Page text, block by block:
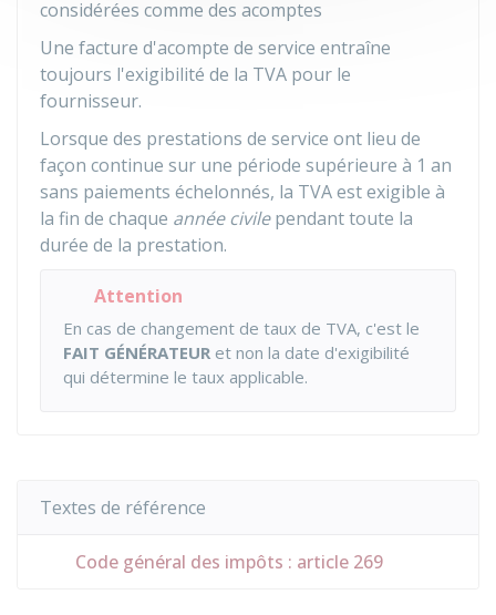
considérées comme des acomptes
Une facture d'acompte de service entraîne
toujours l'exigibilité de la TVA pour le
fournisseur.
Lorsque des prestations de service ont lieu de
façon continue sur une période supérieure à 1 an
sans paiements échelonnés, la TVA est exigible à
la fin de chaque année civilependant toute la
durée de la prestation.
Attention
En cas de changement de taux de TVA, c'est le
FAIT GÉNÉRATEUR et non la date d'exigibilité
qui détermine le taux applicable.
Textes de référence
Code général des impôts : article 269